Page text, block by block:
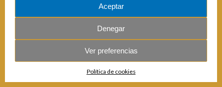
Aceptar
Denegar
Ver preferencias
Política de cookies
Parque Calahonda
Senda litoral Mijas
Ruta a pie
Ruta de árboles singulares
Parque Canino
Parques de Sitio de Calahonda
Vivero de Calahonda